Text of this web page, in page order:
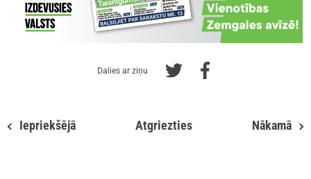
Dalies ar ziņu
Iepriekšējā Atgriezties Nākamā